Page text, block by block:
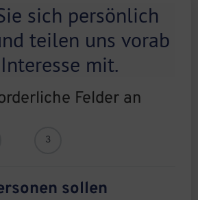
sich persönlich
teilen uns vorab
mit.
Felder an
3
sollen